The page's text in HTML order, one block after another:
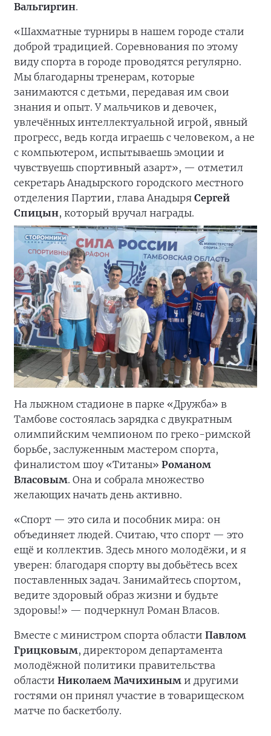
Вальгиргин.
«Шахматные турниры в нашем городе стали
доброй традицией. Соревнования по этому
виду спорта в городе проводятся регулярно.
Мы благодарны тренерам, которые
занимаются с детьми, передавая им свои
знания и опыт. У мальчиков и девочек,
увлечённых интеллектуальной игрой, явный
прогресс, ведь когда играешь с человеком, а не
с компьютером, испытываешь эмоции и
чувствуешь спортивный азарт», — отметил
секретарь Анадырского городского местного
отделения Партии, глава Анадыря Сергей
Спицын, который вручал награды.
На лыжном стадионе в парке «Дружба» в
Тамбове состоялась зарядка с двукратным
олимпийским чемпионом по греко-римской
борьбе, заслуженным мастером спорта,
финалистом шоу «Титаны» Романом
Власовым. Она и собрала множество
желающих начать день активно.
«Спорт — это сила и пособник мира: он
объединяет людей. Считаю, что спорт — это
ещё и коллектив. Здесь много молодёжи, и я
уверен: благодаря спорту вы добьётесь всех
поставленных задач. Занимайтесь спортом,
ведите здоровый образ жизни и будьте
здоровы!» — подчеркнул Роман Власов.
Вместе с министром спорта области Павлом
Грицковым, директором департамента
молодёжной политики правительства
области Николаем Мачихиным и другими
гостями он принял участие в товарищеском
матче по баскетболу.